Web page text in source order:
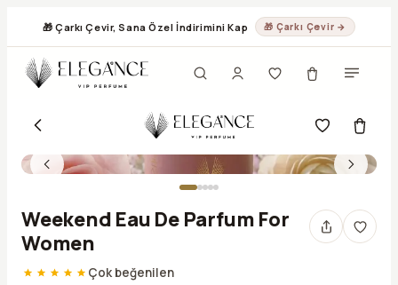
🎁 Çarkı Çevir, Sana Özel İndirimini Kap 🎁 Çarkı Çevir →
Weekend Eau De Parfum For
Women
Çok beğenilen